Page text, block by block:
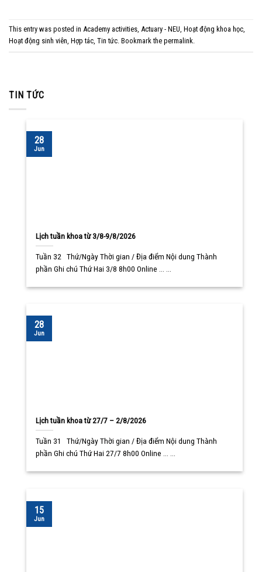
This entry was posted in Academy activities Actuary - NEU Hoạt động khoa học
Hoạt động sinh viên Hợp tác Tin tức . Bookmark the permalink
TIN TỨC
Lịch tuần khoa từ 3/8-9/8/2026
Tuần 32 Thứ/Ngày Thời gian / Địa điểm Nội dung Thành
phần Ghi chú Thứ Hai 3/8 8h00 Online ... ...
28
Jun
Lịch tuần khoa từ 27/7 – 2/8/2026
Tuần 31 Thứ/Ngày Thời gian / Địa điểm Nội dung Thành
phần Ghi chú Thứ Hai 27/7 8h00 Online ... ...
28
Jun
15
Jun